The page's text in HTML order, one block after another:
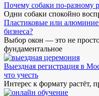
Почему собаки по-разному
Одни собаки спокойно
Пластиковые или
бизнеса?
Выбор окон — это не
фундаментальное
Выездная регистрация в
что учесть
Интерес к формату растёт,